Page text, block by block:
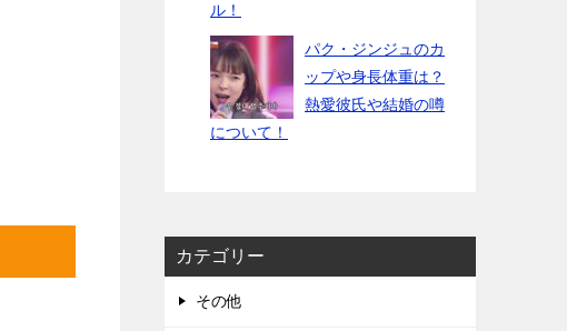
ル！
パク・ジンジュのカ
ップや身長体重は？
熱愛彼氏や結婚の噂
について！
カテゴリー
その他